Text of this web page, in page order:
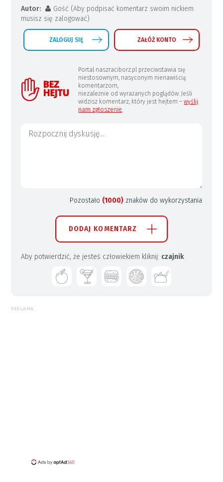
Autor:
Gość (Aby podpisać komentarz swoim nickiem
musisz się zalogować)
ZALOGUJ SIĘ ZAŁÓŻ KONTO
Portal naszraciborz.pl przeciwstawia się
niestosownym, nasyconym nienawiścią
komentarzom,
niezależnie od wyrażanych poglądów. Jeśli
widzisz komentarz, który jest hejtem –wyślij
nam zgłoszenie.
Pozostało (1000) znaków do wykorzystania
DODAJ KOMENTARZ
Aby potwierdzić, że jesteś człowiekiem kliknij: czajnik
REKLAMA